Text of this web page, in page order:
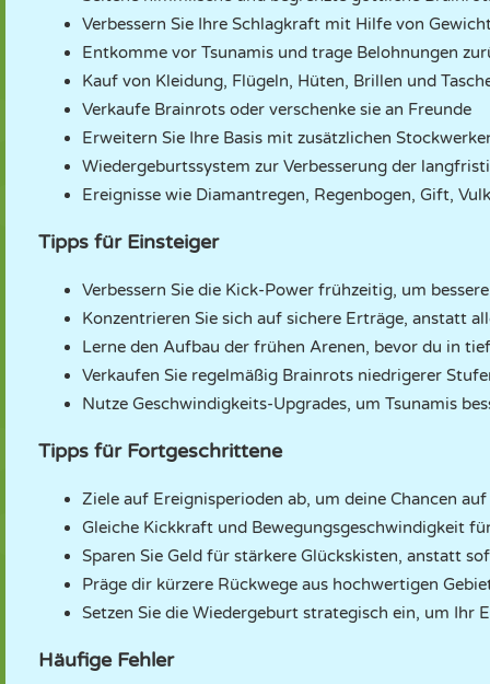
Verbessern Sie Ihre Schlagkraft mit Hilfe von
Entkomme vor Tsunamis und trage Belohnungen
Kauf von Kleidung, Flügeln, Hüten, Brillen und
Verkaufe Brainrots oder verschenke sie an Freunde
Erweitern Sie Ihre Basis mit zusätzlichen
Wiedergeburtssystem zur Verbesserung der
Ereignisse wie Diamantregen, Regenbogen, Gift,
Tipps für Einsteiger
Verbessern Sie die Kick-Power frühzeitig, um
Konzentrieren Sie sich auf sichere Erträge, anstatt
Lerne den Aufbau der frühen Arenen, bevor du in
Verkaufen Sie regelmäßig Brainrots niedrigerer
Nutze Geschwindigkeits-Upgrades, um Tsunamis
Tipps für Fortgeschrittene
Ziele auf Ereignisperioden ab, um deine Chancen
Gleiche Kickkraft und Bewegungsgeschwindigkeit
Sparen Sie Geld für stärkere Glückskisten, anstatt
Präge dir kürzere Rückwege aus hochwertigen
Setzen Sie die Wiedergeburt strategisch ein, um Ihr
Häufige Fehler